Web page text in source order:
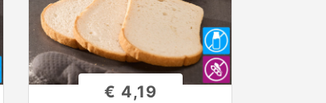
€ 4,19